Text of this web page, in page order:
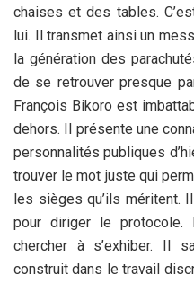
chaises et des tables.
lui. Il transmet ainsi un
la génération des
de se retrouver presque
François Bikoro est
dehors. Il présente une
personnalités publiques
trouver le mot juste qui
les sièges qu’ils méritent.
pour diriger le protocole.
chercher à s’exhiber. Il
construit dans le travail